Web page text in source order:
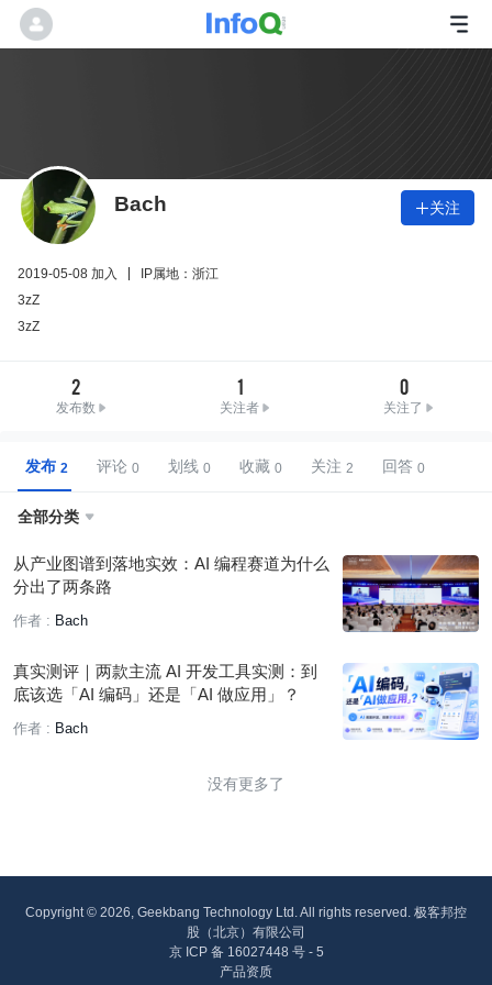
Bach 关注
2019-05-08 加入
IP属地：浙江
3zZ
3zZ
2
发布数
1
关注者
0
关注了
发布 评论 划线 收藏 关注 回答
全部分类 
从产业图谱到落地实效：AI 编程赛道为什么
分出了两条路
作者 : Bach
真实测评｜两款主流 AI 开发工具实测：到
底该选「AI 编码」还是「AI 做应用」？
作者 : Bach
没有更多了
Copyright © 2026, Geekbang Technology Ltd. All rights reserved. 极客邦控
股（北京）有限公司
京 ICP 备 16027448 号 - 5
产品资质